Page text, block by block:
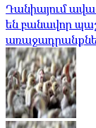
Դանիայում
են բանավոր